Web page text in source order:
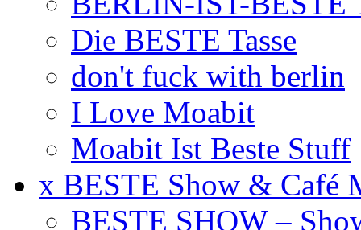
Die BESTE Tasse
don't fuck with berlin
I Love Moabit
Moabit Ist Beste Stuff
x BESTE Show & Café
BESTE SHOW –